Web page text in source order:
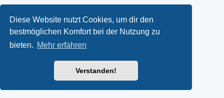
Diese Website nutzt Cookies, um dir den
bestmöglichen Komfort bei der Nutzung zu
bieten. Mehr erfahren
Verstanden!